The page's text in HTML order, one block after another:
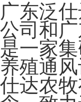
广东泛
公司和
是一家
养殖通
仕达农